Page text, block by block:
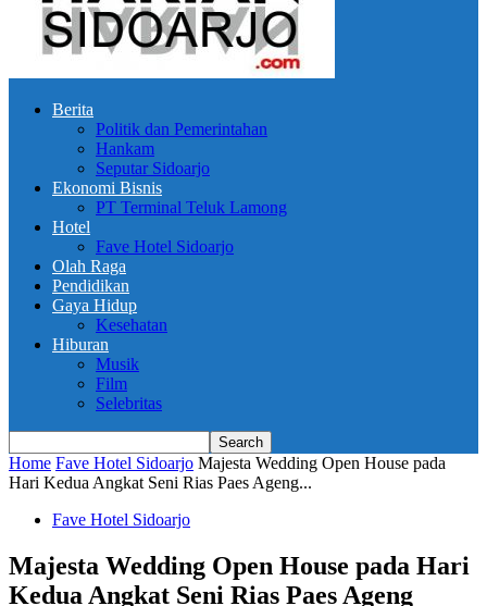
Berita
Politik dan Pemerintahan
Hankam
Seputar Sidoarjo
Ekonomi Bisnis
PT Terminal Teluk Lamong
Hotel
Fave Hotel Sidoarjo
Olah Raga
Pendidikan
Gaya Hidup
Kesehatan
Hiburan
Musik
Film
Selebritas
Home Fave Hotel Sidoarjo Majesta Wedding Open House pada
Hari Kedua Angkat Seni Rias Paes Ageng...
Fave Hotel Sidoarjo
Majesta Wedding Open House pada Hari
Kedua Angkat Seni Rias Paes Ageng